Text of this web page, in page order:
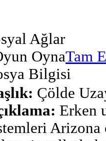
Ağlar
Tam
Bilgisi
Çölde
Erken
Arizona